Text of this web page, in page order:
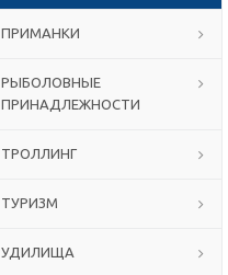
ПРИМАНКИ
РЫБОЛОВНЫЕ
ПРИНАДЛЕЖНОСТИ
ТРОЛЛИНГ
ТУРИЗМ
УДИЛИЩА